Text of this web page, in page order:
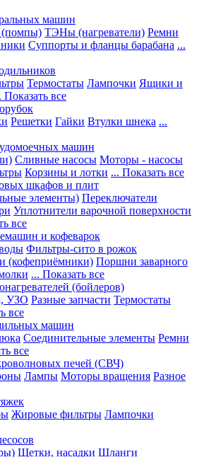
машин
(помпы) ТЭНы (нагреватели) Ремни
Суппорты и фланцы барабана ...
Термостаты Лампочки Ящики и
Показать все
Решетки Гайки Втулки шнека ...
машин
Сливные насосы Моторы - насосы
Корзины и лотки ... Показать все
шкафов и плит
элементы) Переключатели
Уплотнители варочной поверхности
все
и кофеварок
Фильтры-сито в рожок
(кофеприёмники) Поршни заварного
... Показать все
(бойлеров)
УЗО Разные запчасти Термостаты
все
машин
Соединительные элементы Ремни
все
печей (СВЧ)
Лампы Моторы вращения Разное
Жировые фильтры Лампочки
Щетки, насадки Шланги